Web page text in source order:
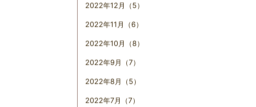
2022年12月（5）
2022年11月（6）
2022年10月（8）
2022年9月（7）
2022年8月（5）
2022年7月（7）